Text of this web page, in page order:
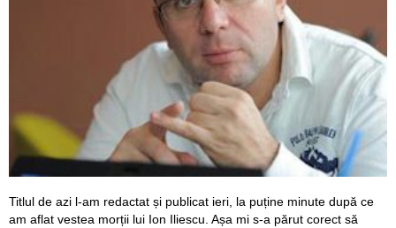
Titlul de azi l-am redactat și publicat ieri, la puține minute după ce
am aflat vestea morții lui Ion Iliescu. Așa mi s-a părut corect să